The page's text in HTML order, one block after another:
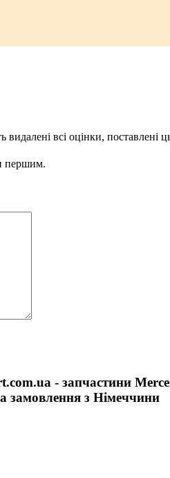
видалені всі оцінки,
першим.
- запчастини
замовлення з Німеччини